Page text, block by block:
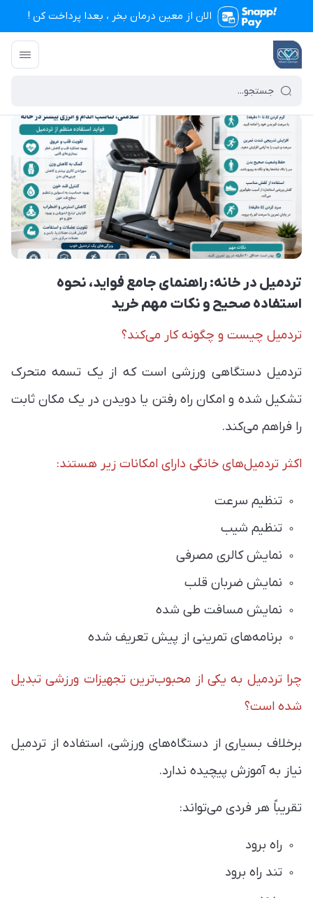
الان از معین درمان بخر ، بعدا پرداخت کن !
تجهیزات پزشکی معین درمان
تردمیل در خانه: راهنمای جامع فواید، نحوه
استفاده صحیح و نکات مهم خرید
تردمیل چیست و چگونه کار می‌کند؟
تردمیل دستگاهی ورزشی است که از یک تسمه متحرک
تشکیل شده و امکان راه رفتن یا دویدن در یک مکان ثابت
را فراهم می‌کند.
اکثر تردمیل‌های خانگی دارای امکانات زیر هستند:
تنظیم سرعت
تنظیم شیب
نمایش کالری مصرفی
نمایش ضربان قلب
نمایش مسافت طی شده
برنامه‌های تمرینی از پیش تعریف شده
چرا تردمیل به یکی از محبوب‌ترین تجهیزات ورزشی تبدیل
شده است؟
برخلاف بسیاری از دستگاه‌های ورزشی، استفاده از تردمیل
نیاز به آموزش پیچیده ندارد.
تقریباً هر فردی می‌تواند:
راه برود
تند راه برود